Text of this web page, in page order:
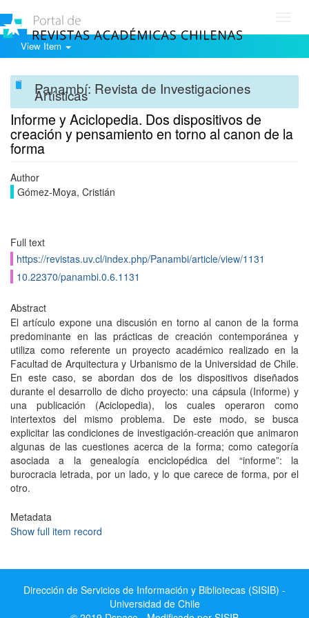
View Item
Panambí: Revista de Investigaciones
Artísticas
Informe y Aciclopedia. Dos dispositivos de
creación y pensamiento en torno al canon de la
forma
Author
Gómez-Moya, Cristián
Full text
https://revistas.uv.cl/index.php/Panambi/article/view/1131
10.22370/panambi.0.6.1131
Abstract
El artículo expone una discusión en torno al canon de la forma
predominante en las prácticas de creación contemporánea y
utiliza como referente un proyecto académico realizado en la
Facultad de Arquitectura y Urbanismo de la Universidad de Chile.
En este caso, se abordan dos de los dispositivos diseñados
durante el desarrollo de dicho proyecto: una cápsula (Informe) y
una publicación (Aciclopedia), los cuales operaron como
intertextos del mismo problema. De este modo, se busca
explicitar las condiciones de investigación-creación que animaron
algunas de las cuestiones acerca de la forma; como categoría
asociada a la genealogía enciclopédica del “informe”: la
burocracia letrada, por un lado, y lo que carece de forma, por el
otro.
Metadata
Show full item record
Dirección de Servicios de Información y Bibliotecas (SISIB) -
Universidad de Chile